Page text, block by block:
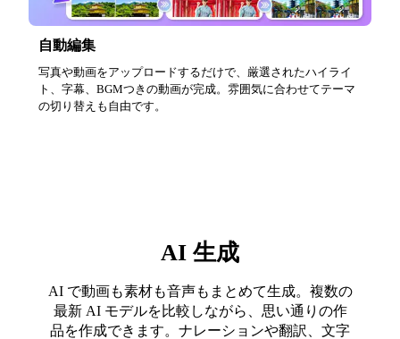
自動編集
写真や動画をアップロードするだけで、厳選されたハイライ
ト、字幕、BGMつきの動画が完成。雰囲気に合わせてテーマ
の切り替えも自由です。
AI 生成
AI で動画も素材も音声もまとめて生成。複数の
最新 AI モデルを比較しながら、思い通りの作
品を作成できます。ナレーションや翻訳、文字